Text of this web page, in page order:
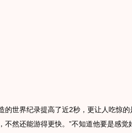
的世界纪录提高了近2秒，更让人吃惊
不然还能游得更快。”不知道他要是感觉